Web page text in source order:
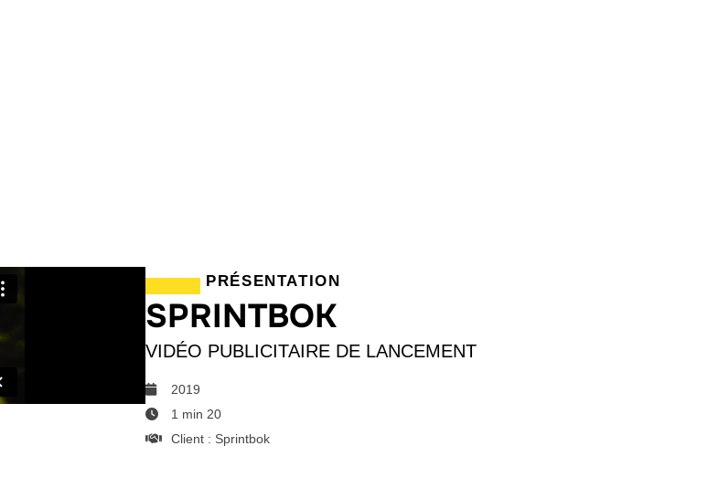
PRÉSENTATION
SPRINTBOK
VIDÉO PUBLICITAIRE DE LANCEMENT
2019
1 min 20
Client : Sprintbok